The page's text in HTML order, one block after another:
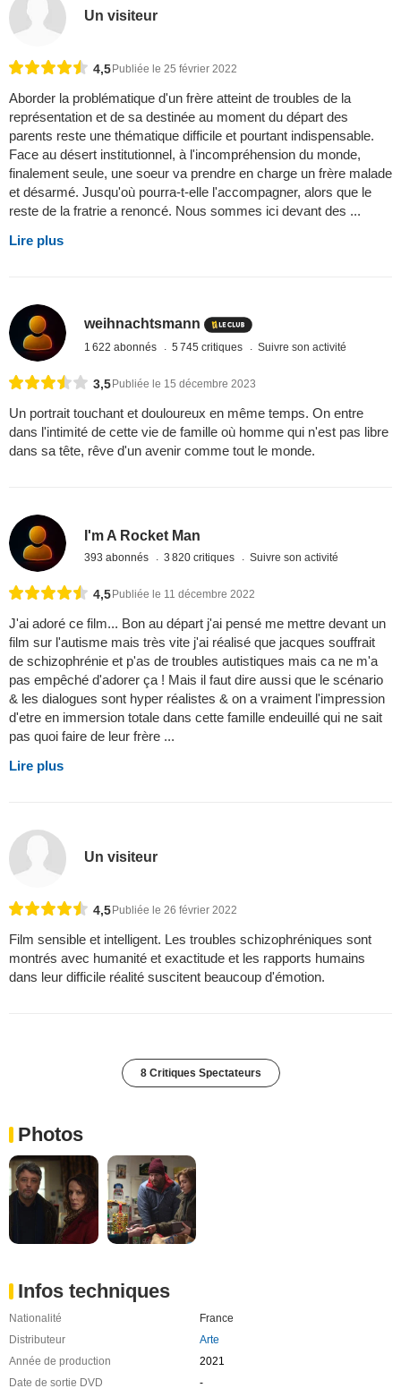
Un visiteur
4,5Publiée le 25 février 2022
Aborder la problématique d'un frère atteint de troubles de la
représentation et de sa destinée au moment du départ des
parents reste une thématique difficile et pourtant indispensable.
Face au désert institutionnel, à l'incompréhension du monde,
finalement seule, une soeur va prendre en charge un frère malade
et désarmé. Jusqu'où pourra-t-elle l'accompagner, alors que le
reste de la fratrie a renoncé. Nous sommes ici devant des ...
Lire plus
weihnachtsmann
1 622 abonnés 5 745 critiques Suivre son activité
3,5 Publiée le 15 décembre 2023
Un portrait touchant et douloureux en même temps. On entre
dans l'intimité de cette vie de famille où homme qui n'est pas libre
dans sa tête, rêve d'un avenir comme tout le monde.
I'm A Rocket Man
393 abonnés 3 820 critiques Suivre son activité
4,5 Publiée le 11 décembre 2022
J'ai adoré ce film... Bon au départ j'ai pensé me mettre devant un
film sur l'autisme mais très vite j'ai réalisé que jacques souffrait
de schizophrénie et p'as de troubles autistiques mais ca ne m'a
pas empêché d'adorer ça ! Mais il faut dire aussi que le scénario
& les dialogues sont hyper réalistes & on a vraiment l'impression
d'etre en immersion totale dans cette famille endeuillé qui ne sait
pas quoi faire de leur frère ...
Lire plus
Un visiteur
4,5Publiée le 26 février 2022
Film sensible et intelligent. Les troubles schizophréniques sont
montrés avec humanité et exactitude et les rapports humains
dans leur difficile réalité suscitent beaucoup d'émotion.
8 Critiques Spectateurs
Photos
Infos techniques
Nationalité
France
Distributeur
Arte
Année de production
2021
Date de sortie DVD
-